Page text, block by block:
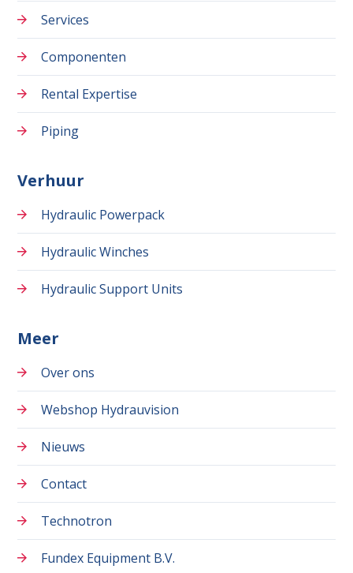
Services
Componenten
Rental Expertise
Piping
Verhuur
Hydraulic Powerpack
Hydraulic Winches
Hydraulic Support Units
Meer
Over ons
Webshop Hydrauvision
Nieuws
Contact
Technotron
Fundex Equipment B.V.